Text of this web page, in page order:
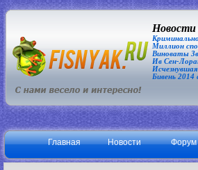
Новости
Миллион
Виноваты
Ив Сен-
Бивень
Главная Новости Форум